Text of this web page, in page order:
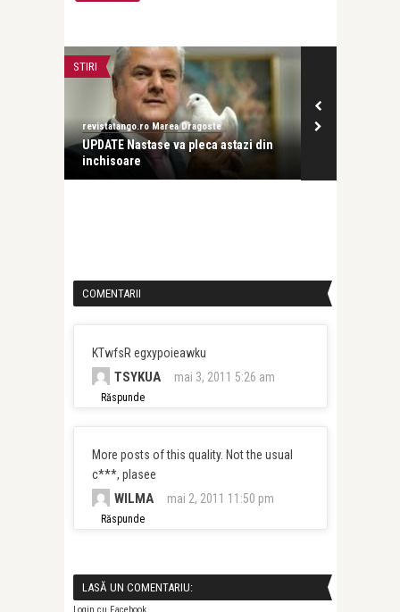
STIRI
revistatango.ro Marea Dragoste
UPDATE Nastase va pleca astazi din
inchisoare
COMENTARII
KTwfsR egxypoieawku
TSYKUA mai 3, 2011 5:26 am
Răspunde
More posts of this quality. Not the usual
c***, plasee
WILMA mai 2, 2011 11:50 pm
Răspunde
LASĂ UN COMENTARIU: